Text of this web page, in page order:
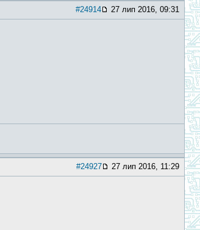
#24914 27 лип 2016, 09:31
#24927 27 лип 2016, 11:29